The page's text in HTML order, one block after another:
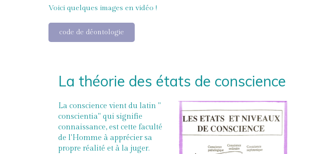
Voici quelques images en vidéo !
code de déontologie
La théorie des états de conscience
La conscience vient du latin "
conscientia" qui signifie
connaissance, est cette faculté
de l'Homme à apprécier sa
propre réalité et à la juger.